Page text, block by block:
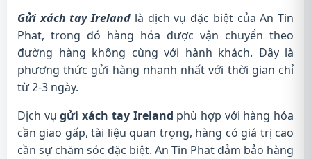
Gửi xách tay Ireland là dịch vụ đặc biệt của An Tin
Phat, trong đó hàng hóa được vận chuyển theo
đường hàng không cùng với hành khách. Đây là
phương thức gửi hàng nhanh nhất với thời gian chỉ
từ 2-3 ngày.
Dịch vụgửi xách tay Ireland phù hợp với hàng hóa
cần giao gấp, tài liệu quan trọng, hàng có giá trị cao
cần sự chăm sóc đặc biệt. An Tin Phat đảm bảo hàng